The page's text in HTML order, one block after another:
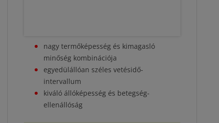
nagy termőképesség és kimagasló
minőség kombinációja
egyedülállóan széles vetésidő-
intervallum
kiváló állóképesség és betegség-
ellenállóság